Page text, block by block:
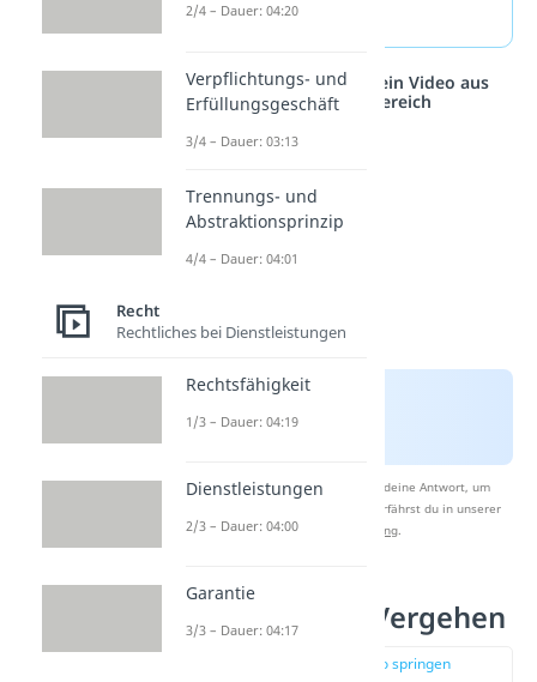
verboten.
Studyflix vernetzt: Hier ein Video aus
einem anderen Bereich
Nach Beantwortung speichern wir deine Antwort, um
Studyflix zu verbessern. Mehr dazu erfährst du in unserer
Datenschutzerklärung.
Bestrafung bei Vergehen
zur Stelle im Video springen
2/4 – Dauer: 04:20
Verpflichtungs- und
Erfüllungsgeschäft
3/4 – Dauer: 03:13
Trennungs- und
Abstraktionsprinzip
4/4 – Dauer: 04:01
Recht
Rechtliches bei Dienstleistungen
Rechtsfähigkeit
1/3 – Dauer: 04:19
Dienstleistungen
2/3 – Dauer: 04:00
Garantie
3/3 – Dauer: 04:17